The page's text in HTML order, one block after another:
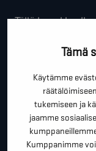
Tämä
Käytämme
tukemiseen ja
jaamme
Kumppanimme
Tällä
" näyttää
ETUNIMI